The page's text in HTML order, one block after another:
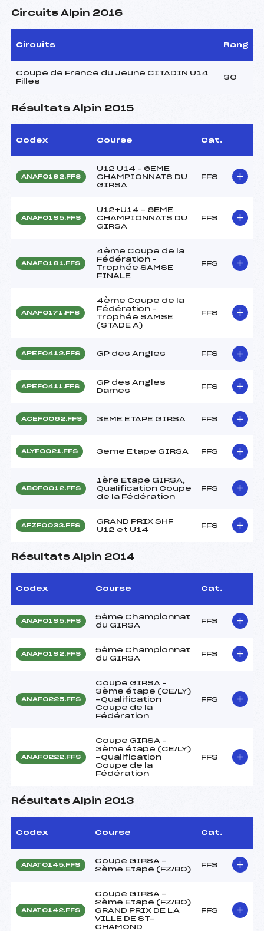
Circuits Alpin 2016
Circuits Rang
Coupe de France du Jeune CITADIN U14
Filles
30
Résultats Alpin 2015
Codex Course Cat.
ANAF0192.FFS
U12 U14 – 6EME
CHAMPIONNATS DU
GIRSA
FFS
ANAF0195.FFS
U12+U14 – 6EME
CHAMPIONNATS DU
GIRSA
FFS
ANAF0181.FFS
4ème Coupe de la
Fédération –
Trophée SAMSE
FINALE
FFS
ANAF0171.FFS
4ème Coupe de la
Fédération –
Trophée SAMSE
(STADE A)
FFS
APEF0412.FFS GP des Angles FFS
APEF0411.FFS
GP des Angles
Dames
FFS
ACEF0062.FFS 3EME ETAPE GIRSA FFS
ALYF0021.FFS 3eme Etape GIRSA FFS
ABOF0012.FFS
1ère Etape GIRSA,
Qualification Coupe
de la Fédération
FFS
AFZF0033.FFS
GRAND PRIX SHF
U12 et U14
FFS
Résultats Alpin 2014
Codex Course Cat.
ANAF0195.FFS
5ème Championnat
du GIRSA
FFS
ANAF0192.FFS
5ème Championnat
du GIRSA
FFS
ANAF0225.FFS
Coupe GIRSA –
3ème étape (CE/LY)
-Qualification
Coupe de la
Fédération
FFS
ANAF0222.FFS
Coupe GIRSA –
3ème étape (CE/LY)
-Qualification
Coupe de la
Fédération
FFS
Résultats Alpin 2013
Codex Course Cat.
ANAT0145.FFS
Coupe GIRSA –
2ème Etape (FZ/BO)
FFS
ANAT0142.FFS
Coupe GIRSA –
2ème Etape (FZ/BO)
GRAND PRIX DE LA
VILLE DE ST-
CHAMOND
FFS